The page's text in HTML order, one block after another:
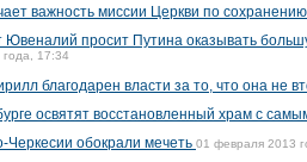
важность миссии Церкви по
Ювеналий просит Путина оказывать
17:34
благодарен власти за то, что она не
освятят восстановленный храм с
Черкесии обокрали мечеть 01 февраля 2013